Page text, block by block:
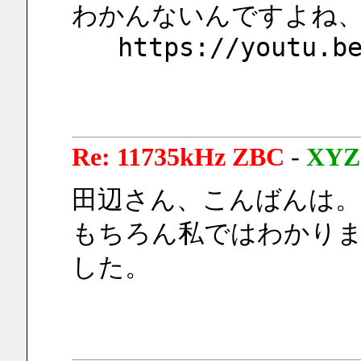
わかんないんですよね
https://
Re: 11735kHz ZBC - XYZ
田辺さん、こんばんは
もちろん私ではわかり
した。